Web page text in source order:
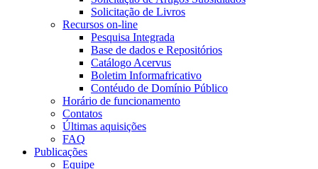
Solicitação de Livros
Recursos on-line
Pesquisa Integrada
Base de dados e Repositórios
Catálogo Acervus
Boletim Informafricativo
Contéudo de Domínio Público
Horário de funcionamento
Contatos
Últimas aquisições
FAQ
Publicações
Equipe